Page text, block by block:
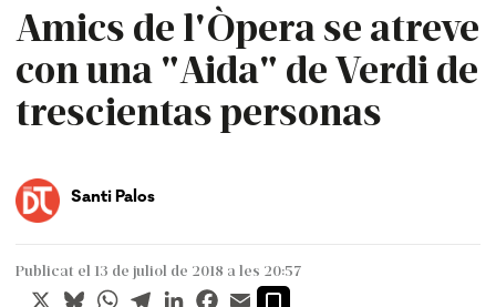
Amics de l'Òpera se atreve
con una "Aida" de Verdi de
trescientas personas
Santi Palos
Publicat el 13 de juliol de 2018 a les 20:57
X BlueskyWhatsApp
TelegramLinkedInFacebook
Email